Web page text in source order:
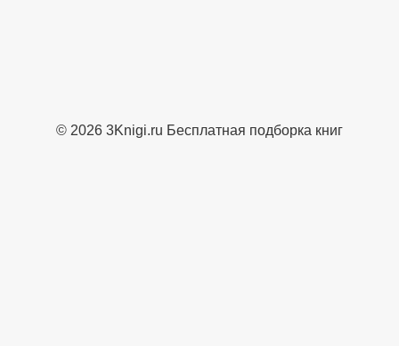
© 2026 3Knigi.ru Бесплатная подборка книг